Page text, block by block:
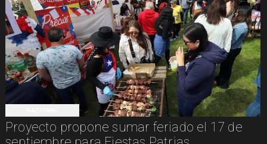
Proyecto propone sumar feriado el 17 de